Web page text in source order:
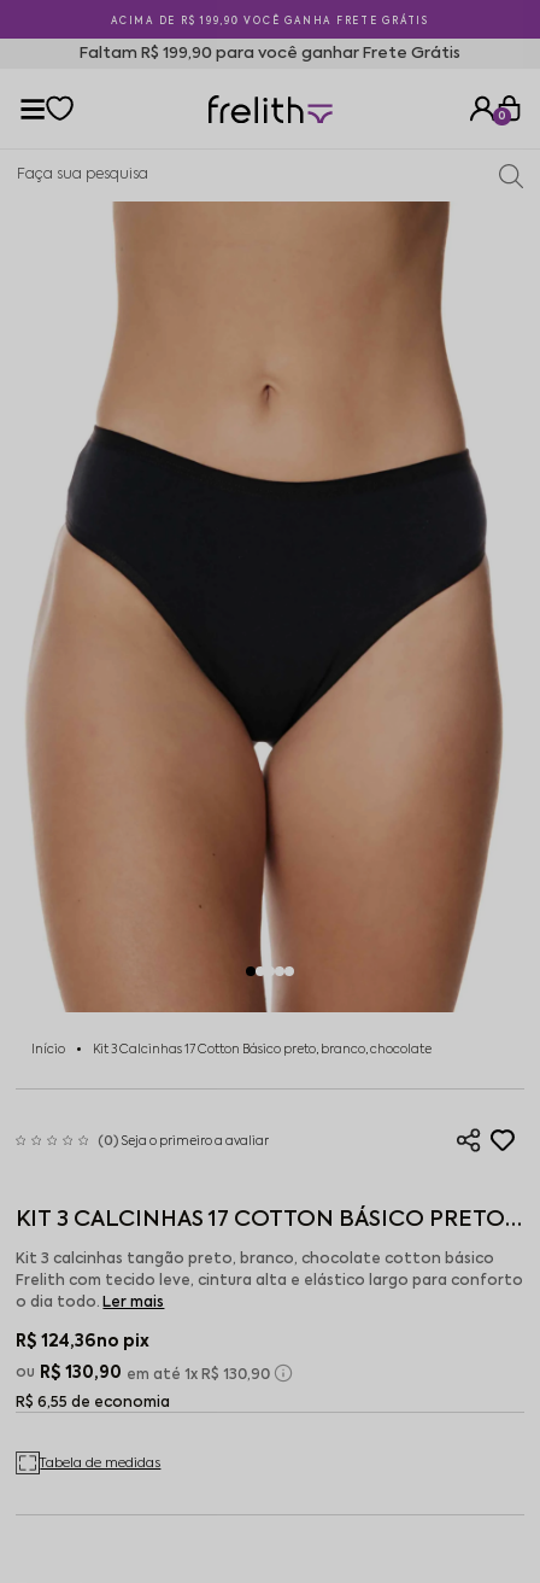
ACIMA DE R$ 199,90 VOCÊ GANHA FRETE GRÁTIS
Faltam R$ 199,90 para você ganhar Frete Grátis
0
Início Kit 3 Calcinhas 17 Cotton Básico preto, branco, chocolate
(0) Seja o primeiro a avaliar
KIT 3 CALCINHAS 17 COTTON BÁSICO PRETO,
BRANCO, CHOCOLATE
Kit 3 calcinhas tangão preto, branco, chocolate cotton básico
Frelith com tecido leve, cintura alta e elástico largo para conforto
o dia todo. Ler mais
R$ 124,36no pix
R$ 130,90
1x R$ 130,90
R$ 6,55 de economia
Tabela de medidas